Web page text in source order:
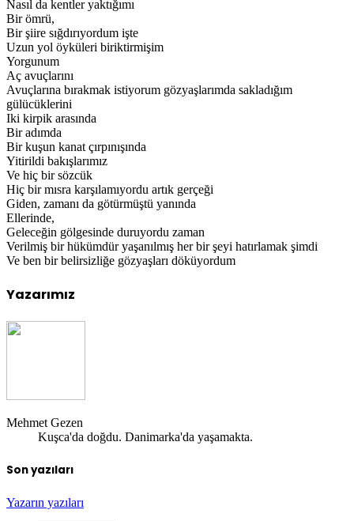
Nasıl da kentler yaktığımı
Bir ömrü,
Bir şiire sığdırıyordum işte
Uzun yol öyküleri biriktirmişim
Yorgunum
Aç avuçlarını
Avuçlarına bırakmak istiyorum gözyaşlarımda sakladığım
gülücüklerini
Iki kirpik arasında
Bir adımda
Bir kuşun kanat çırpınışında
Yitirildi bakışlarımız
Ve hiç bir sözcük
Hiç bir mısra karşılamıyordu artık gerçeği
Giden, zamanı da götürmüştü yanında
Ellerinde,
Geleceğin gölgesinde duruyordu zaman
Verilmiş bir hükümdür yaşanılmış her bir şeyi hatırlamak şimdi
Ve ben bir belirsizliğe gözyaşları döküyordum
Yazarımız
Mehmet Gezen
Kuşca'da doğdu. Danimarka'da yaşamakta.
Son yazıları
Yazarın yazıları